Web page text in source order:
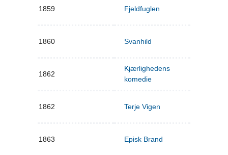
1859 Fjeldfuglen
1860 Svanhild
1862
Kjærlighedens
komedie
1862 Terje Vigen
1863 Episk Brand